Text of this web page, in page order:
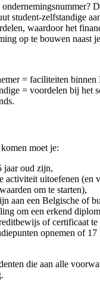
ondernemingsnummer?
student-zelfstandige
waardoor het
op te bouwen naast
= faciliteiten
= voordelen bij het
moet je:
jaar oud zijn,
activiteit uitoefenen (en
om te starten),
aan een Belgische of
om een erkend
of certificaat te
opnemen of
die aan alle